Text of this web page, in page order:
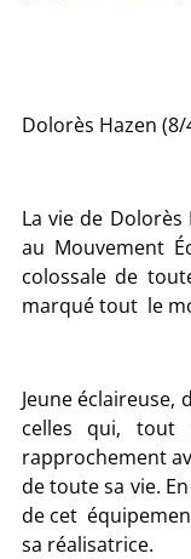
Dolorès Hazen (8/
La vie de
au Mouvement
colossale de
marqué tout le
Jeune éclaireuse,
celles qui,
rapprochement
de toute sa vie.
de cet
sa réalisatrice.